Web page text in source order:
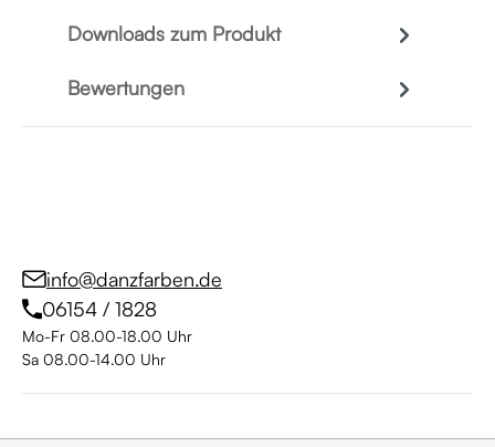
Downloads zum Produkt
Bewertungen
info@danzfarben.de
06154 / 1828
Mo-Fr 08.00-18.00 Uhr
Sa 08.00-14.00 Uhr